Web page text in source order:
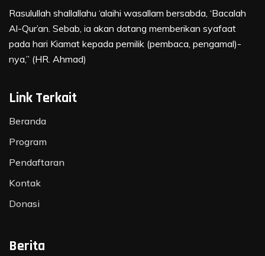
Rasulullah shallallahu ‘alaihi wasallam bersabda, ‘Bacalah
Al-Qur’an. Sebab, ia akan datang memberikan syafaat
pada hari Kiamat kepada pemilik (pembaca, pengamal)-
nya,” (HR. Ahmad)
Link Terkait
Beranda
Program
Pendaftaran
Kontak
Donasi
Berita